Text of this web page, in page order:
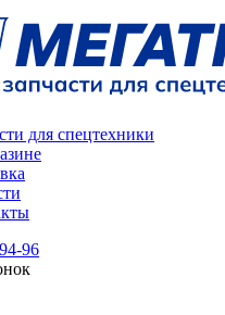
для спецтехники
96